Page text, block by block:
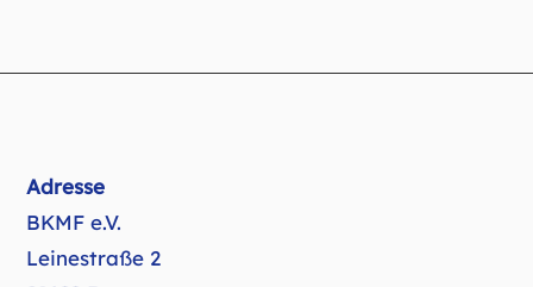
Adresse
BKMF e.V.
Leinestraße 2